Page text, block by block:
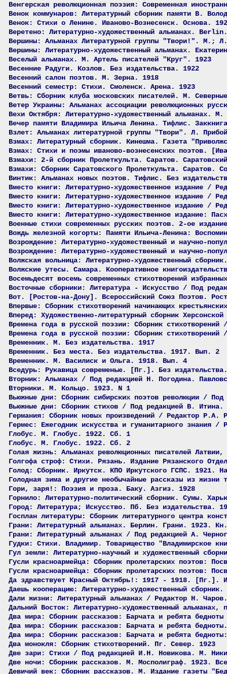
Венгерская революционная поэзия: Современная
Венок коммунаров: Литературный сборник памяти В.
Венок: Стихи о Ленине. Иваново-Вознесенск. Основа.
Веретено: Литературно-художественный альманах.
Вершины: Альманах Литературной группы "Твори!". М.;
Вершины: Литературно-художественный альманах.
Веселый альманах. М. Артель писателей "Круг". 1923
Весенние Радуги. Козлов. Без издательства. 1922
Весенний салон поэтов. М. Зерна. 1918
Весенний семестр: Стихи. Смоленск. Арена. 1923
Ветвь: Сборник клуба московских писателей. М.
Ветер Украины: Альманах ассоциации революционных
Вехи Октября: Литературно-художественный альманах.
Вечер памяти Владимира Ильича Ленина. Тифлис.
Взлет: Альманах литературной группы "Твори". Л.
Взмах: Литературный сборник. Кинешма. Газета
Взмах: Стихи и поэмы иваново-вознесенских поэтов.
Взмахи: 2-й сборник Пролеткульта. Саратов.
Взмахи: Сборник Саратовского Пролеткульта. Саратов.
Винтик: Альманах новых поэтов. Тифлис. Без
Вместо книги: Литературно-художественное издание /
Вместо книги: Литературно-художественное издание /
Вместо книги: Литературно-художественное издание /
Вместо книги: Литературно-художественное издание:
Военные стихи современных русских поэтов. 2-ое
Вождь железной когорты: Памяти Ильича-Ленина:
Возрождение: Литературно-художественный и научно-
Возрождение: Литературно-художественный и научно-
Волжская вольница: Литературно-художественный
Волжские утесы. Самара. Кооперативное
Восемьдесят восемь современных стихотворений
Восточные сборники: Литература - Искусство / Под
Вот. [Ростов-на-Дону]. Всероссийский Союз Поэтов.
Впервые: Сборник стихотворений начинающих
Вперед: Художественно-литературный сборник
Времена года в русской поэзии: Сборник
Времена года в русской поэзии: Сборник
Временник. М. Без издательства. 1917
Временник. Без места. Без издательства. 1917. Вып. 2
Временник. М. Василиск и Ольга. 1918. Вып. 4
Вседурь: Рукавица современью. [Пг.]. Без
Вторник: Альманах / Под редакцией Н. Погодина.
Вторники. М. Кольцо. 1923. N 1
Вьюжные дни: Сборник сибирских поэтов революции /
Вьюжные дни: Сборник стихов / Под редакцией В.
Германия: Сборник новых произведений / Редактор
Гермес: Ежегодник искусства и гуманитарного
Глобус. М. Глобус. 1922. Сб. 1
Глобус. М. Глобус. 1922. Сб. 2
Голая жизнь: Альманах революционных писателей
Голгофа строф: Стихи. Рязань. Издание Рязанского
Голод: Сборник. Иркутск. КПО Иркутского ГСПС. 1921.
Голодная зима и другие необычайные рассказы из
Гори, заря!: Поэзия и проза. Баку. Азгиз. 1928
Горнило: Литературно-политический сборник. Сумы.
Город: Литература; Искусство. Пб. Без издательства.
Госплан литературы: Сборник литературного центра
Грани: Литературный альманах. Берлин. Грани. 1923.
Грани: Литературный альманах / Под редакцией А.
Гудки: Стихи. Владимир. Товарищество "Владимирское
Гул земли: Литературно-научный и художественный
Гусли красноармейца: Сборник пролетарских поэтов:
Гусли красноармейца: Сборник пролетарских поэтов:
Да здравствует Красный Октябрь!: 1917 - 1918. [Пг.].
Даешь кооперацию: Литературно-художественный
Дали жизни: Литературный альманах / Редактор Н.
Дальний Восток: Литературно-художественный
Два мира: Сборник рассказов: Барчата и ребята
Два мира: Сборник рассказов: Барчата и ребята
Два мира: Сборник рассказов: Барчата и ребята
Два монокля: Сборник стихотворений. Пг. Север. 1923
Две зари: Стихи / Под редакцией И.Н. Новикова. М.
Две ночи: Сборник рассказов. М. Мосполиграф. 1923.
Девичий век: Сборник рассказов. М. Издание газеты